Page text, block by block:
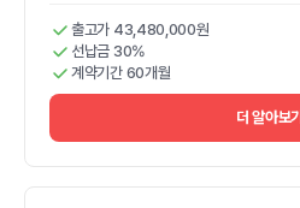
출고가 43,480,000원
선납금 30%
계약기간 60개월
더 알아보기